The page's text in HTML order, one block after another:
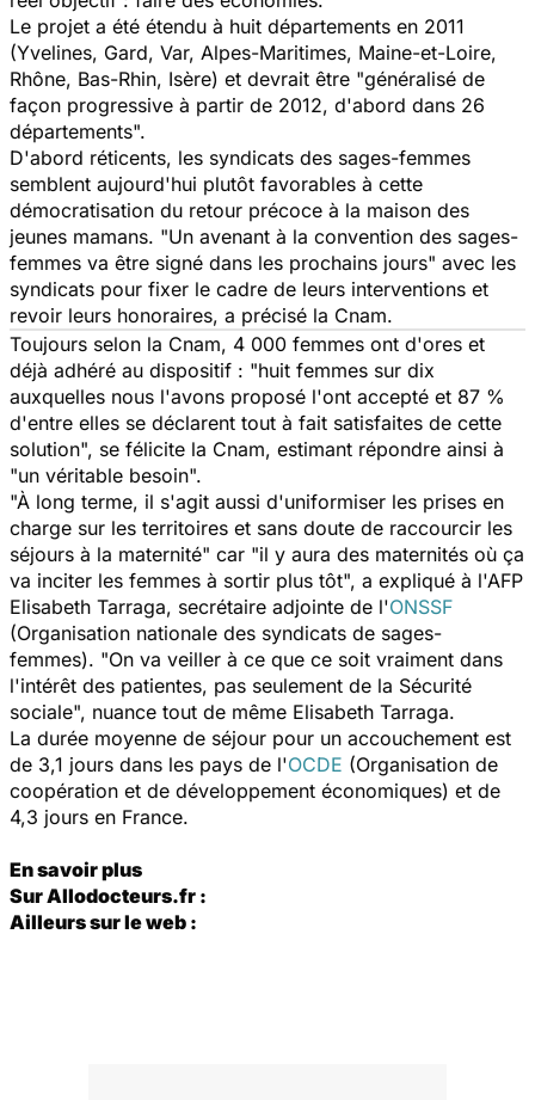
Le projet a été étendu à huit départements en 2011
(Yvelines, Gard, Var, Alpes-Maritimes, Maine-et-Loire,
Rhône, Bas-Rhin, Isère) et devrait être "généralisé de
façon progressive à partir de 2012, d'abord dans 26
départements".
D'abord réticents, les syndicats des sages-femmes
semblent aujourd'hui plutôt favorables à cette
démocratisation du retour précoce à la maison des
jeunes mamans. "Un avenant à la convention des sages-
femmes va être signé dans les prochains jours" avec les
syndicats pour fixer le cadre de leurs interventions et
revoir leurs honoraires, a précisé la Cnam.
Toujours selon la Cnam, 4 000 femmes ont d'ores et
déjà adhéré au dispositif : "huit femmes sur dix
auxquelles nous l'avons proposé l'ont accepté et 87 %
d'entre elles se déclarent tout à fait satisfaites de cette
solution", se félicite la Cnam, estimant répondre ainsi à
"un véritable besoin".
"À long terme, il s'agit aussi d'uniformiser les prises en
charge sur les territoires et sans doute de raccourcir les
séjours à la maternité" car "il y aura des maternités où ça
va inciter les femmes à sortir plus tôt", a expliqué à l'AFP
Elisabeth Tarraga, secrétaire adjointe de l'ONSSF
(Organisation nationale des syndicats de sages-
femmes). "On va veiller à ce que ce soit vraiment dans
l'intérêt des patientes, pas seulement de la Sécurité
sociale", nuance tout de même Elisabeth Tarraga.
La durée moyenne de séjour pour un accouchement est
de 3,1 jours dans les pays de l'OCDE (Organisation de
coopération et de développement économiques) et de
4,3 jours en France.
En savoir plus
Sur Allodocteurs.fr :
Ailleurs sur le web :